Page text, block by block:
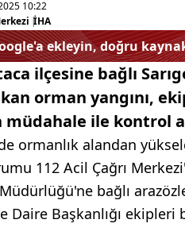
10:22
|İHA
ekleyin, doğru
ilçesine bağlı
orman yangını,
müdahale ile kontrol
ormanlık alandan
112 Acil Çağrı
bağlı
Daire Başkanlığı ekipleri